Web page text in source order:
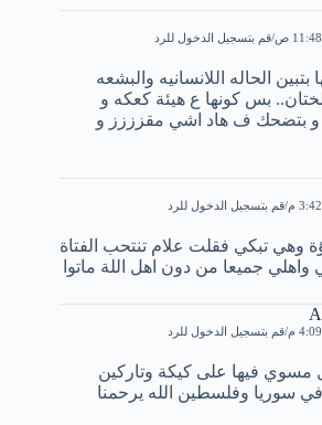
قم بتسجيل الدخول للرد
بتبين الحاله اللانسانيه والبشعه
بس كونها ع هيئة كعكه و
و بتضحك ف هاد اشي مقزززز و
قم بتسجيل الدخول للرد
وهي تبكي فقلت علام تنتحب الفتاة
جميعا من دون اهل اللة ماتوا
قم بتسجيل الدخول للرد
مسوي فيها على كيكة وتاركين
في سوريا وفلسطين الله يرحمنا